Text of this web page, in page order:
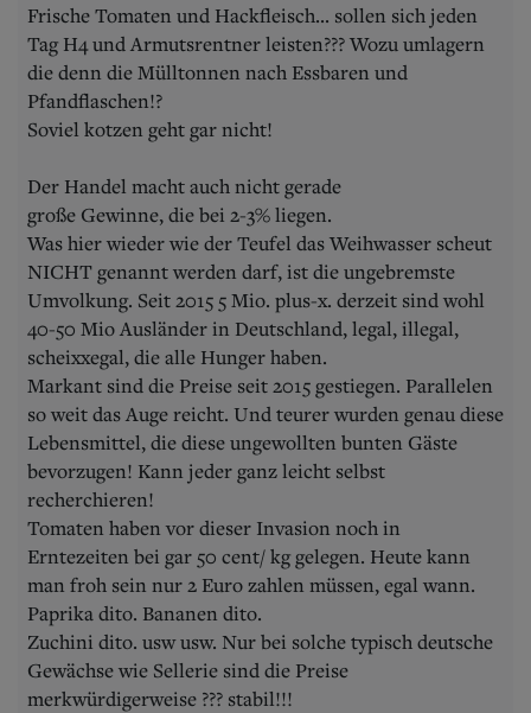
Frische Tomaten und Hackfleisch... sollen sich jeden
Tag H4 und Armutsrentner leisten??? Wozu umlagern
die denn die Mülltonnen nach Essbaren und
Pfandflaschen!?
Soviel kotzen geht gar nicht!
Der Handel macht auch nicht gerade
große Gewinne, die bei 2-3% liegen.
Was hier wieder wie der Teufel das Weihwasser scheut
NICHT genannt werden darf, ist die ungebremste
Umvolkung. Seit 2015 5 Mio. plus-x. derzeit sind wohl
40-50 Mio Ausländer in Deutschland, legal, illegal,
scheixxegal, die alle Hunger haben.
Markant sind die Preise seit 2015 gestiegen. Parallelen
so weit das Auge reicht. Und teurer wurden genau diese
Lebensmittel, die diese ungewollten bunten Gäste
bevorzugen! Kann jeder ganz leicht selbst
recherchieren!
Tomaten haben vor dieser Invasion noch in
Erntezeiten bei gar 50 cent/ kg gelegen. Heute kann
man froh sein nur 2 Euro zahlen müssen, egal wann.
Paprika dito. Bananen dito.
Zuchini dito. usw usw. Nur bei solche typisch deutsche
Gewächse wie Sellerie sind die Preise
merkwürdigerweise ??? stabil!!!